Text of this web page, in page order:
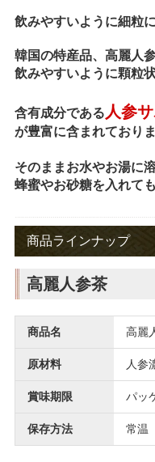
飲みやすいように細粒
韓国の特産品、高麗人
飲みやすいように顆粒
含有成分である 人参
が豊富に含まれておりま
そのままお水やお湯に
蜂蜜やお砂糖を入れて
商品ラインナップ
高麗人参茶
商品名 高麗
原材料 人参
賞味期限 パッ
保存方法 常温